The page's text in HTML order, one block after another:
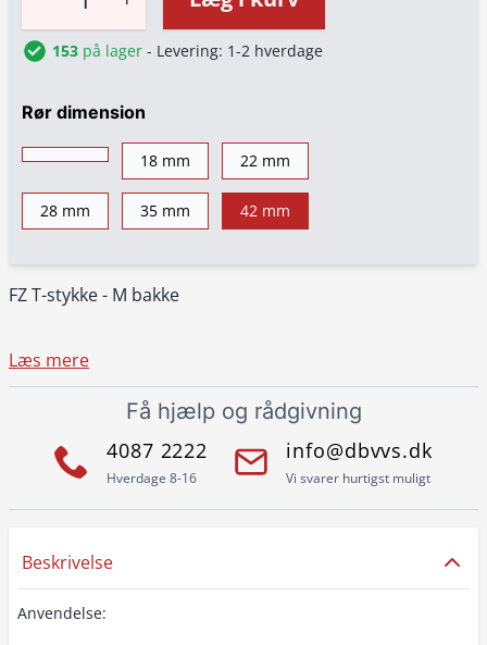
FZ T-stykke - M bakke
Læs mere
153 på lager - Levering: 1-2 hverdage
Rør dimension
18 mm 22 mm
28 mm 35 mm 42 mm
Få hjælp og rådgivning
4087 2222
Hverdage 8-16
info@dbvvs.dk
Vi svarer hurtigst muligt
Beskrivelse
Anvendelse: